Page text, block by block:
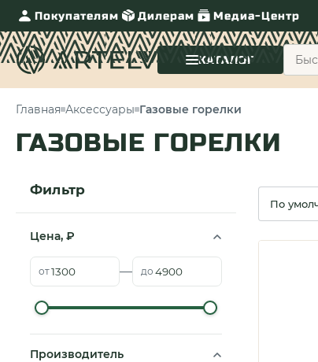
Покупателям Дилерам Медиа-Центр
КАТАЛОГ
Главная Аксессуары Газовые горелки
ГАЗОВЫЕ ГОРЕЛКИ
Фильтр
Цена, ₽
от — до
Производитель